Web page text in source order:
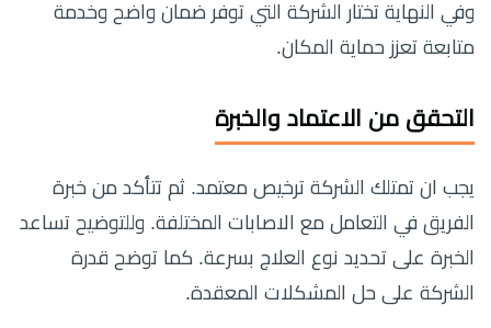
وفي النهاية تختار الشركة التي توفر ضمان واضح وخدمة
متابعة تعزز حماية المكان.
التحقق من الاعتماد والخبرة
يجب ان تمتلك الشركة ترخيص معتمد. ثم تتأكد من خبرة
الفريق في التعامل مع الاصابات المختلفة. وللتوضيح تساعد
الخبرة على تحديد نوع العلاج بسرعة. كما توضح قدرة
الشركة على حل المشكلات المعقدة.